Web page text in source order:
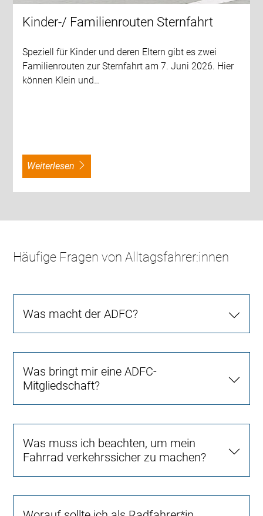
Kinder-/ Familienrouten Sternfahrt
Speziell für Kinder und deren Eltern gibt es zwei
Familienrouten zur Sternfahrt am 7. Juni 2026. Hier
können Klein und…
weiterlesen
Häufige Fragen von Alltagsfahrer:innen
Was macht der ADFC?
Was bringt mir eine ADFC-
Mitgliedschaft?
Was muss ich beachten, um mein
Fahrrad verkehrssicher zu machen?